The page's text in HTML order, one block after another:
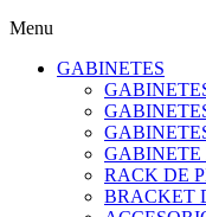
Menu
GABINETES
GABINETE
RACK DE
BRACKET